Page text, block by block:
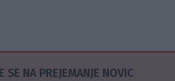
SE NA PREJEMANJE NOVIC